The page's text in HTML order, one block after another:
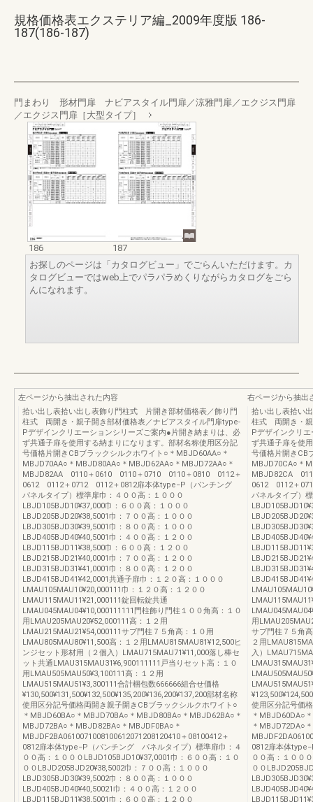
規格価格表エクステリア編_2009年度版 186-
187(186-187)
門まわり 形材門扉 ナビアスタイル門扉／涼雅門扉／エクジス門扉
／エクジス門扉［大型タイプ］
186
187
お探しのページは「カタログビュー」でごらんいただけます。カ
タログビューではweb上でパラパラめくりながらカタログをごら
んになれます。
左ページから抽出された内容
拾い出し表拾い出し表飾り門柱式 片開き部材価格表／飾り門
柱式 両開き・親子開き部材価格表／ナビアスタイル門扉type-
Pデザインクリエーションシリーズご案内●片開き納まりは、必
ず共通子扉を使用する納まりになります。部材名称使用区分記
号価格片開きCBブラックシルクホワイト○＊MBJD60AA○＊
MBJD70AA○＊MBJD80AA○＊MBJD62AA○＊MBJD72AA○＊
MBJD82AA 0110＋0610 0110＋0710 0110＋0810 0112＋
0612 0112＋0712 0112＋0812扉本体type−P（パンチング
パネルタイプ）標準扉巾：４００高：１０００
LBJD105BJD10¥37,000巾：６００高：１０００
LBJD205BJD20¥38,5001巾：７００高：１０００
LBJD305BJD30¥39,5001巾：８００高：１０００
LBJD405BJD40¥40,5001巾：４００高：１２００
LBJD115BJD11¥38,500巾：６００高：１２００
LBJD215BJD21¥40,0001巾：７００高：１２００
LBJD315BJD31¥41,0001巾：８００高：１２００
LBJD415BJD41¥42,0001共通子扉巾：１２０高：１０００
LMAU105MAU10¥20,000111巾：１２０高：１２００
LMAU115MAU11¥21,000111錠回転錠共通
LMAU045MAU04¥10,000111111門柱飾り門柱１００角高：１０
用LMAU205MAU20¥52,000111高：１２用
LMAU215MAU21¥54,000111サブ門柱７５角高：１０用
LMAU805MAU80¥11,500高：１２用LMAU815MAU81¥12,500ヒ
ンジセット形材用（２個入）LMAU715MAU71¥11,000落し棒セ
ット共通LMAU315MAU31¥6,900111111戸当りセット高：１０
用LMAU505MAU50¥3,100111高：１２用
LMAU515MAU51¥3,300111合計梱包数666666組合せ価格
¥130,500¥131,500¥132,500¥135,200¥136,200¥137,200部材名称
使用区分記号価格両開き親子開きCBブラックシルクホワイト○
＊MBJD60BA○＊MBJD70BA○＊MBJD80BA○＊MBJD62BA○＊
MBJD72BA○＊MBJD82BA○＊MBJDF0BA○＊
MBJDF2BA0610071008100612071208120410＋08100412＋
0812扉本体type−P（パンチング パネルタイプ）標準扉巾：４
００高：１０００LBJD105BJD10¥37,0001巾：６００高：１０
００LBJD205BJD20¥38,5002巾：７００高：１０００
LBJD305BJD30¥39,5002巾：８００高：１０００
LBJD405BJD40¥40,50021巾：４００高：１２００
LBJD115BJD11¥38,5001巾：６００高：１２００
右ページから抽出
拾い出し表拾い
柱式 両開き・親
Pデザインクリ
ず共通子扉を使
号価格片開きCB
MBJD70CA○＊
MBJD82CA
0612 0112＋
パネルタイプ）
用
サブ門柱７５角
２用
入）
使用区分記号価
＊MBJD60DA○
＊MBJD72DA○
0812扉本体
００高：１００
００